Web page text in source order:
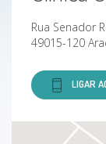
Rua Senador
49015-120
LIGAR